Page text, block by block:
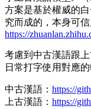
方案是基於權威的
究而成的，本身可信
https://
考慮到中古漢語跟
日常打字使用對應
中古漢語： https://
上古漢語： https://